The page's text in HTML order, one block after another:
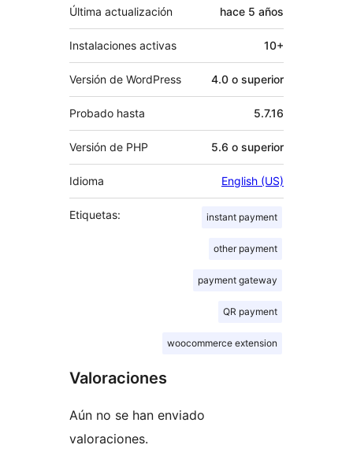
Última actualización hace 5 años
Instalaciones activas 10+
Versión de WordPress 4.0 o superior
Probado hasta 5.7.16
Versión de PHP 5.6 o superior
Idioma English (US)
Etiquetas: instant payment
other payment
payment gateway
QR payment
woocommerce extension
Valoraciones
Aún no se han enviado
valoraciones.